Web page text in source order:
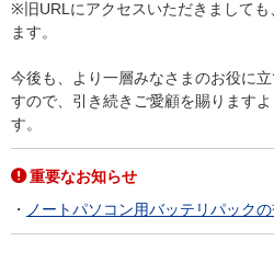
※旧URLにアクセスいただきまして
ます。
今後も、より一層みなさまのお役に
すので、引き続きご愛顧を賜ります
す。
重要なお知らせ
ノートパソコン用バッテリパック